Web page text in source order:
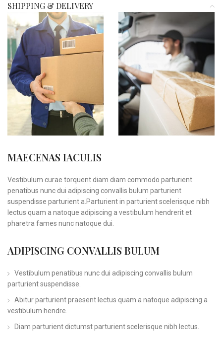
SHIPPING & DELIVERY
MAECENAS IACULIS
Vestibulum curae torquent diam diam commodo parturient
penatibus nunc dui adipiscing convallis bulum parturient
suspendisse parturient a.Parturient in parturient scelerisque nibh
lectus quam a natoque adipiscing a vestibulum hendrerit et
pharetra fames nunc natoque dui.
ADIPISCING CONVALLIS BULUM
Vestibulum penatibus nunc dui adipiscing convallis bulum
parturient suspendisse.
Abitur parturient praesent lectus quam a natoque adipiscing a
vestibulum hendre.
Diam parturient dictumst parturient scelerisque nibh lectus.